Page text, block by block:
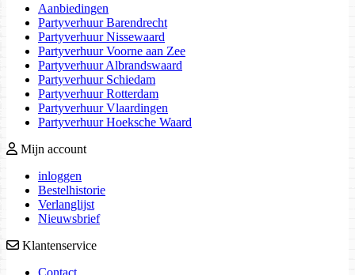
Aanbiedingen
Partyverhuur Barendrecht
Partyverhuur Nissewaard
Partyverhuur Voorne aan Zee
Partyverhuur Albrandswaard
Partyverhuur Schiedam
Partyverhuur Rotterdam
Partyverhuur Vlaardingen
Partyverhuur Hoeksche Waard
Mijn account
inloggen
Bestelhistorie
Verlanglijst
Nieuwsbrief
Klantenservice
Contact